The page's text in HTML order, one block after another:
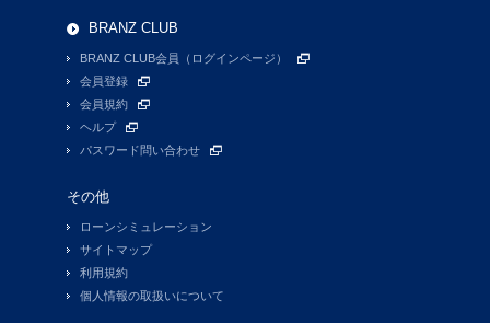
BRANZ CLUB
BRANZ CLUB会員（ログインページ）
会員登録
会員規約
ヘルプ
パスワード問い合わせ
その他
ローンシミュレーション
サイトマップ
利用規約
個人情報の取扱いについて